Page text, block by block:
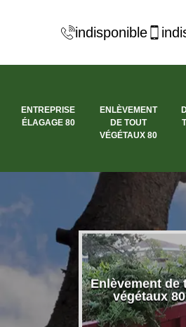
indisponible
ENTREPRISE
ÉLAGAGE 80
ENLÈVEMENT
DE TOUT
VÉGÉTAUX 80
Enlèvement de
végétaux 80